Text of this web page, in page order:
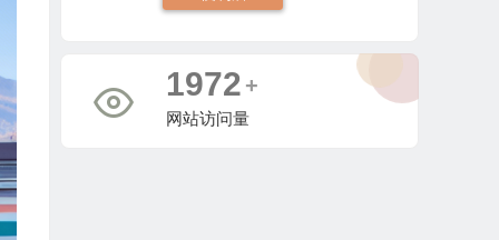
4865 +
网站访问量